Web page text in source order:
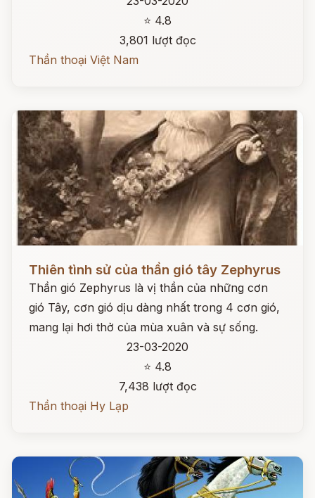
⭐ 4.8
3,801 lượt đọc
Thần thoại Việt Nam
Thiên tình sử của thần gió tây Zephyrus
Thần gió Zephyrus là vị thần của những cơn
gió Tây, cơn gió dịu dàng nhất trong 4 cơn gió,
mang lại hơi thở của mùa xuân và sự sống.
23-03-2020
⭐ 4.8
7,438 lượt đọc
Thần thoại Hy Lạp